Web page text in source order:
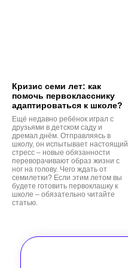
Кризис семи лет: как
помочь первокласснику
адаптироваться к школе?
Ещё недавно ребёнок играл с
друзьями в детском саду и
дремал днём. Отправляясь в
школу, он испытывает настоящий
стресс – новые обязанности
переворачивают образ жизни с
ног на голову. Чего ждать от
семилетки? Если этим летом вы
будете готовить первоклашку к
школе – обязательно читайте
статью.